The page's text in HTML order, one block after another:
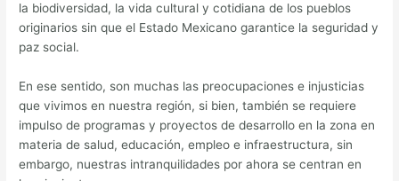
la biodiversidad, la vida cultural y cotidiana de los pueblos
originarios sin que el Estado Mexicano garantice la seguridad y
paz social.
En ese sentido, son muchas las preocupaciones e injusticias
que vivimos en nuestra región, si bien, también se requiere
impulso de programas y proyectos de desarrollo en la zona en
materia de salud, educación, empleo e infraestructura, sin
embargo, nuestras intranquilidades por ahora se centran en